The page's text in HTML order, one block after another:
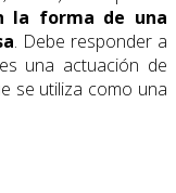
la forma de una
. Debe responder a
una actuación de
se utiliza como una